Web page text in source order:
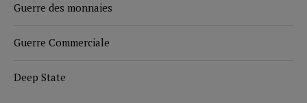
Guerre des monnaies
Guerre Commerciale
Deep State